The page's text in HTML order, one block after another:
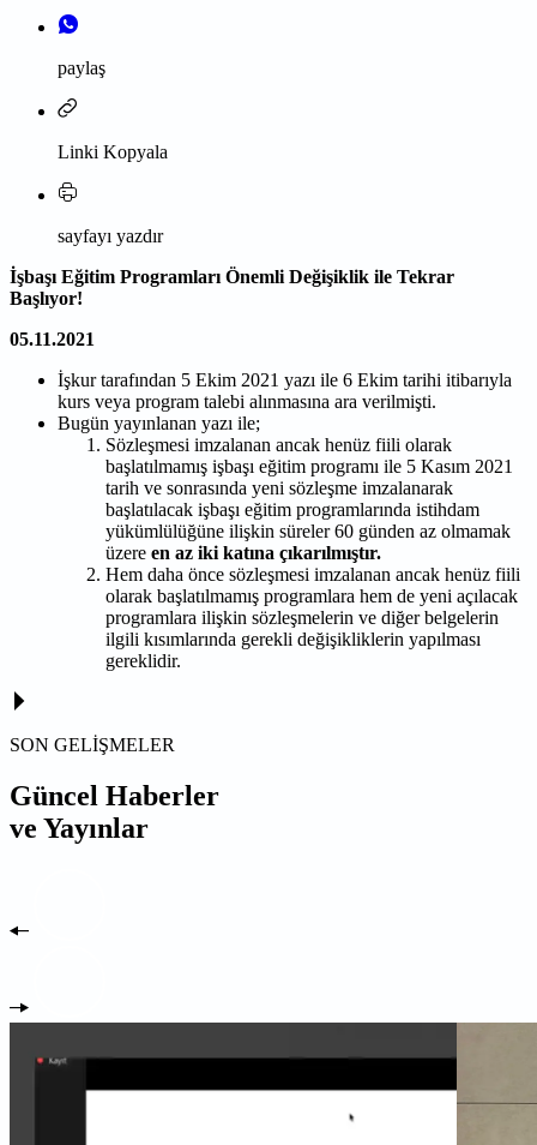
paylaş
Linki Kopyala
sayfayı yazdır
İşbaşı Eğitim Programları Önemli Değişiklik ile Tekrar
Başlıyor!
05.11.2021
İşkur tarafından 5 Ekim 2021 yazı ile 6 Ekim tarihi itibarıyla
kurs veya program talebi alınmasına ara verilmişti.
Bugün yayınlanan yazı ile;
Sözleşmesi imzalanan ancak henüz fiili olarak
başlatılmamış işbaşı eğitim programı ile 5 Kasım 2021
tarih ve sonrasında yeni sözleşme imzalanarak
başlatılacak işbaşı eğitim programlarında istihdam
yükümlülüğüne ilişkin süreler 60 günden az olmamak
üzere en az iki katına çıkarılmıştır.
Hem daha önce sözleşmesi imzalanan ancak henüz fiili
olarak başlatılmamış programlara hem de yeni açılacak
programlara ilişkin sözleşmelerin ve diğer belgelerin
ilgili kısımlarında gerekli değişikliklerin yapılması
gereklidir.
SON GELİŞMELER
Güncel Haberler
ve Yayınlar